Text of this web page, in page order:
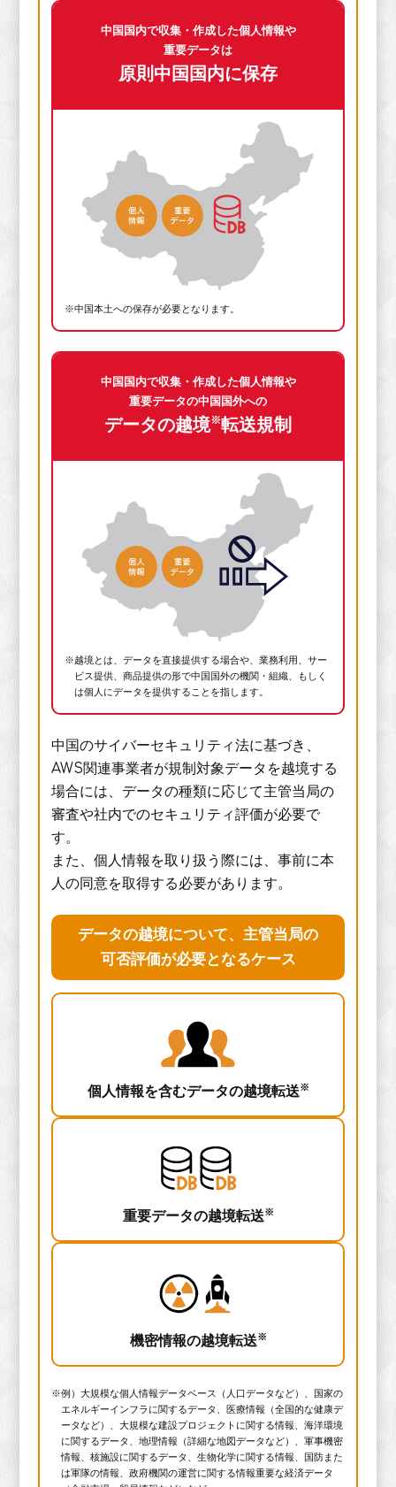
中国国内で収集・作成した個人情報や
重要データは
原則中国国内に保存
※中国本土への保存が必要となります。
中国国内で収集・作成した個人情報や
重要データの中国国外への
データの越境※転送規制
※越境とは、データを直接提供する場合や、業務利用、サー
ビス提供、商品提供の形で中国国外の機関・組織、もしく
は個人にデータを提供することを指します。
中国のサイバーセキュリティ法に基づき、
AWS関連事業者が規制対象データを越境する
場合には、データの種類に応じて主管当局の
審査や社内でのセキュリティ評価が必要で
す。
また、個人情報を取り扱う際には、事前に本
人の同意を取得する必要があります。
データの越境について、主管当局の
可否評価が必要となるケース
個人情報を含むデータの越境転送※
重要データの越境転送※
機密情報の越境転送※
※例）大規模な個人情報データベース（人口データなど）、国家の
エネルギーインフラに関するデータ、医療情報（全国的な健康デ
ータなど）、大規模な建設プロジェクトに関する情報、海洋環境
に関するデータ、地理情報（詳細な地図データなど）、軍事機密
情報、核施設に関するデータ、生物化学に関する情報、国防また
は軍隊の情報、政府機関の運営に関する情報重要な経済データ